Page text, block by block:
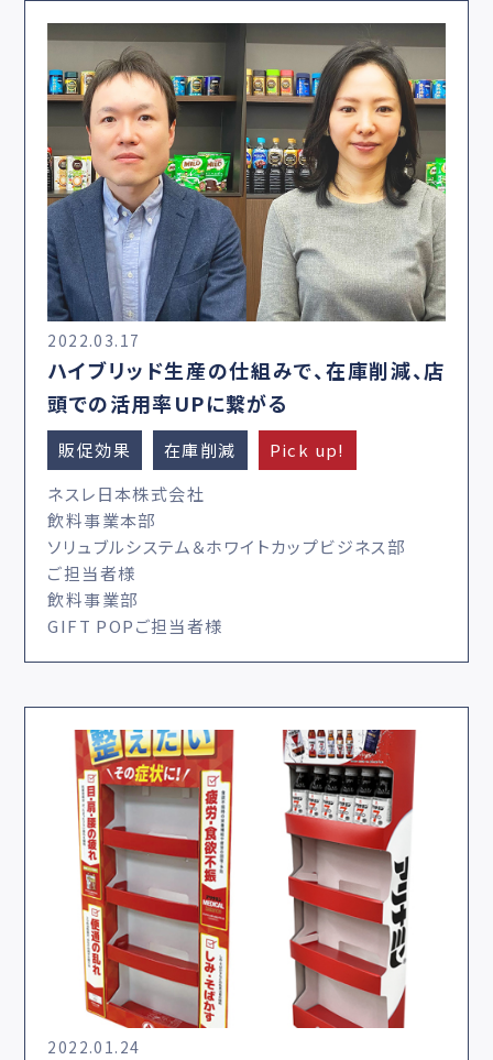
2022.03.17
ハイブリッド生産の仕組みで、在庫削減、店
頭での活用率UPに繋がる
販促効果 在庫削減
Pick up!
ネスレ日本株式会社
飲料事業本部
ソリュブルシステム＆ホワイトカップビジネス部
ご担当者様
飲料事業部
GIFT POPご担当者様
2022.01.24